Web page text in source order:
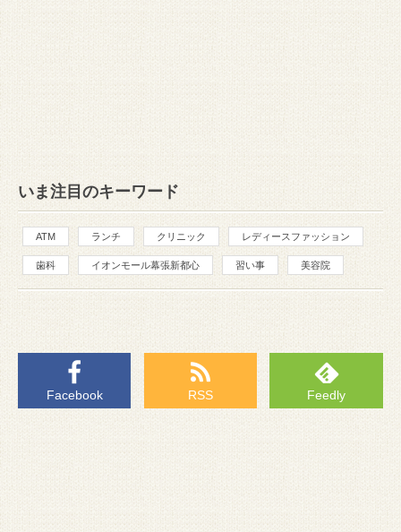
いま注目のキーワード
ATM ランチ クリニック レディースファッション
歯科 イオンモール幕張新都心 習い事 美容院
Facebook RSS Feedly